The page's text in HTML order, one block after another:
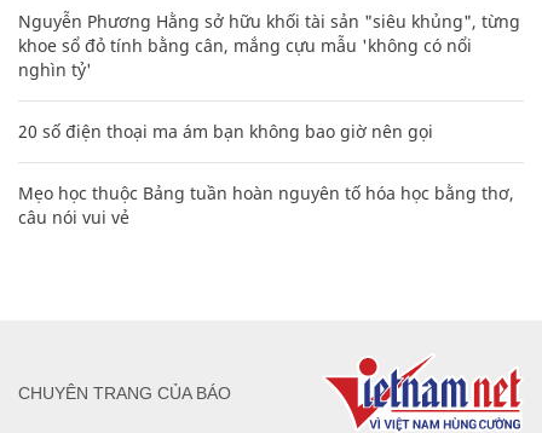
Nguyễn Phương Hằng sở hữu khối tài sản "siêu khủng", từng
khoe sổ đỏ tính bằng cân, mắng cựu mẫu 'không có nổi
nghìn tỷ'
20 số điện thoại ma ám bạn không bao giờ nên gọi
Mẹo học thuộc Bảng tuần hoàn nguyên tố hóa học bằng thơ,
câu nói vui vẻ
CHUYÊN TRANG CỦA BÁO